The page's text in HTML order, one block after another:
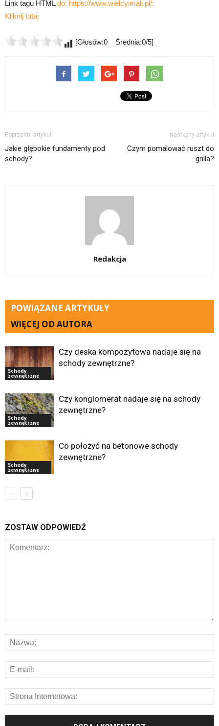
Link tagu HTMLdo: https://www.wielcyimali.pl/:
Kliknij tutaj
[Głosów:0 Średnia:0/5]
Poprzedni artykuł
Jakie głębokie fundamenty pod
schody?
Następny artykuł
Czym pomalować ruszt do
grilla?
Redakcja
POWIĄZANE ARTYKUŁY
WIĘCEJ OD AUTORA
Schody
zewnętrzne
Czy deska kompozytowa nadaje się na
schody zewnętrzne?
Schody
zewnętrzne
Czy konglomerat nadaje się na schody
zewnętrzne?
Schody
zewnętrzne
Co położyć na betonowe schody
zewnętrzne?
ZOSTAW ODPOWIEDŹ